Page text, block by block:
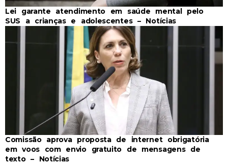
Lei garante atendimento em saúde mental pelo
SUS a crianças e adolescentes – Notícias
Comissão aprova proposta de internet obrigatória
em voos com envio gratuito de mensagens de
texto – Notícias